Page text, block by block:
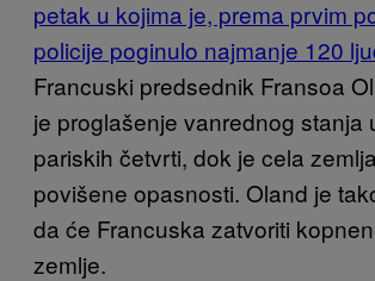
petak u kojima je, prema prvim
policije poginulo najmanje 120
Francuski predsednik Fransoa
je proglašenje vanrednog stanja
pariskih četvrti, dok je cela
povišene opasnosti. Oland je
da će Francuska zatvoriti
zemlje.